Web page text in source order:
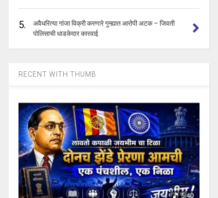
5.
अवैधरित्या गांजा विक्री करणारे गुन्ह्यात आरोपी अटक – जिवती
पोलिसाची धाडकेदार कारवाई.
RECENT WITH THUMB